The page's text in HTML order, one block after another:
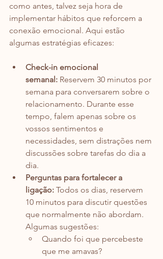
como antes, talvez seja hora de
implementar hábitos que reforcem a
conexão emocional. Aqui estão
algumas estratégias eficazes:
Check-in emocional
semanal: Reservem 30 minutos por
semana para conversarem sobre o
relacionamento. Durante esse
tempo, falem apenas sobre os
vossos sentimentos e
necessidades, sem distrações nem
discussões sobre tarefas do dia a
dia.
Perguntas para fortalecer a
ligação: Todos os dias, reservem
10 minutos para discutir questões
que normalmente não abordam.
Algumas sugestões:
Quando foi que percebeste
que me amavas?